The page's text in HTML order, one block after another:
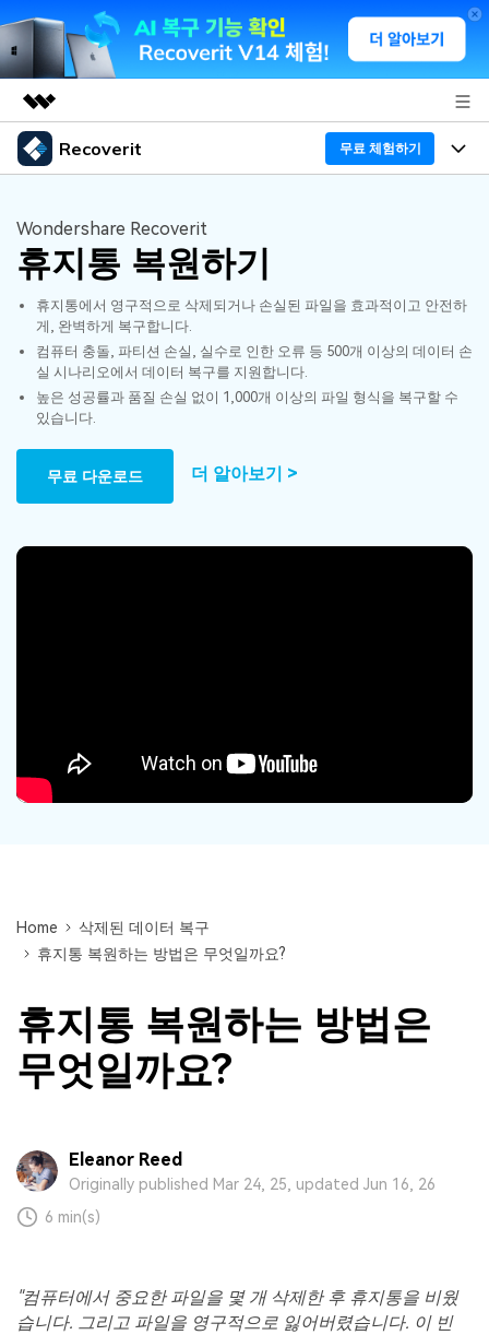
주요 제품
유틸리티
개요
솔루션
회사 소개
뉴스룸
플랜 및 가격
도움말 센터
Recoverit 무료 체험하기
Recoverit - Windows 버전
선도적인 데이터 복구 전문가
무료 체험
Recoverit - Mac 버전
Mac 시스템에서 무제한 데이터 복구
무료 체험
기능
미디어 복구하기
문서 복구하기
디바이스 복구하기
복구 Tips
외장 저장장치 복구
삭제된 파일 복구
손상된 파일 복구
리커버릿 개요
드라이브에서 복구
삭제된 미디어 복구
복구 솔루션
다운로드
Wondershare Recoverit
휴지통 복원하기
휴지통에서 영구적으로 삭제되거나 손실된 파일을 효과적이고 안전하
게, 완벽하게 복구합니다.
컴퓨터 충돌, 파티션 손실, 실수로 인한 오류 등 500개 이상의 데이터 손
실 시나리오에서 데이터 복구를 지원합니다.
높은 성공률과 품질 손실 없이 1,000개 이상의 파일 형식을 복구할 수
있습니다.
무료 다운로드 더 알아보기 >
Home
삭제된 데이터 복구
휴지통 복원하는 방법은 무엇일까요?
휴지통 복원하는 방법은
무엇일까요?
Eleanor Reed
Originally published Mar 24, 25, updated Jun 16, 26
6 min(s)
"컴퓨터에서 중요한 파일을 몇 개 삭제한 후 휴지통을 비웠
습니다. 그리고 파일을 영구적으로 잃어버렸습니다. 이 빈